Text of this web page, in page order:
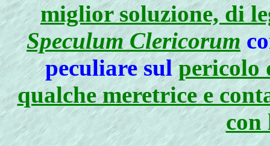
miglior soluzione, di
Speculum Clericorum
peculiare sulpericolo
qualche meretrice e
con